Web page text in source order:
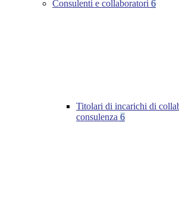
Consulenti e collaboratori 6
Titolari di incarichi di
consulenza 6